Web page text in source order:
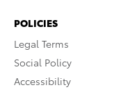
POLICIES
Legal Terms
Social Policy
Accessibility